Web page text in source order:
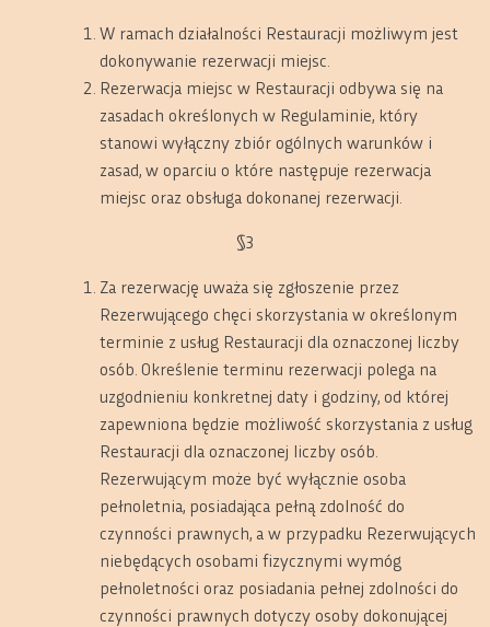
W ramach działalności Restauracji możliwym jest
dokonywanie rezerwacji miejsc.
Rezerwacja miejsc w Restauracji odbywa się na
zasadach określonych w Regulaminie, który
stanowi wyłączny zbiór ogólnych warunków i
zasad, w oparciu o które następuje rezerwacja
miejsc oraz obsługa dokonanej rezerwacji.
§3
Za rezerwację uważa się zgłoszenie przez
Rezerwującego chęci skorzystania w określonym
terminie z usług Restauracji dla oznaczonej liczby
osób. Określenie terminu rezerwacji polega na
uzgodnieniu konkretnej daty i godziny, od której
zapewniona będzie możliwość skorzystania z usług
Restauracji dla oznaczonej liczby osób.
Rezerwującym może być wyłącznie osoba
pełnoletnia, posiadająca pełną zdolność do
czynności prawnych, a w przypadku Rezerwujących
niebędących osobami fizycznymi wymóg
pełnoletności oraz posiadania pełnej zdolności do
czynności prawnych dotyczy osoby dokonującej